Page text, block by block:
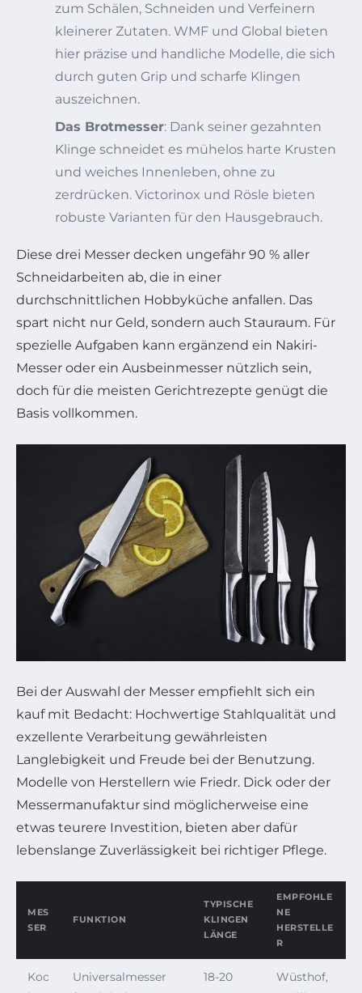
zum Schälen, Schneiden und Verfeinern
kleinerer Zutaten. WMF und Global bieten
hier präzise und handliche Modelle, die sich
durch guten Grip und scharfe Klingen
auszeichnen.
Das Brotmesser: Dank seiner gezahnten
Klinge schneidet es mühelos harte Krusten
und weiches Innenleben, ohne zu
zerdrücken. Victorinox und Rösle bieten
robuste Varianten für den Hausgebrauch.
Diese drei Messer decken ungefähr 90 % aller
Schneidarbeiten ab, die in einer
durchschnittlichen Hobbyküche anfallen. Das
spart nicht nur Geld, sondern auch Stauraum. Für
spezielle Aufgaben kann ergänzend ein Nakiri-
Messer oder ein Ausbeinmesser nützlich sein,
doch für die meisten Gerichtrezepte genügt die
Basis vollkommen.
Bei der Auswahl der Messer empfiehlt sich ein
kauf mit Bedacht: Hochwertige Stahlqualität und
exzellente Verarbeitung gewährleisten
Langlebigkeit und Freude bei der Benutzung.
Modelle von Herstellern wie Friedr. Dick oder der
Messermanufaktur sind möglicherweise eine
etwas teurere Investition, bieten aber dafür
lebenslange Zuverlässigkeit bei richtiger Pflege.
MES
SER
FUNKTION
TYPISCHE
KLINGEN
LÄNGE
EMPFOHLE
NE
HERSTELLE
R
Koc
Universalmesser
18-20
Wüsthof,